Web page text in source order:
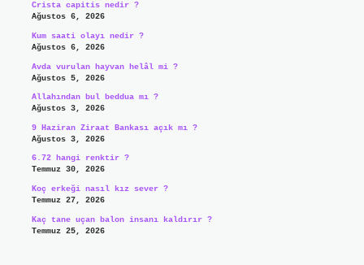
Crista capitis nedir ?
Ağustos 6, 2026
Kum saati olayı nedir ?
Ağustos 6, 2026
Avda vurulan hayvan helâl mi ?
Ağustos 5, 2026
Allahından bul beddua mı ?
Ağustos 3, 2026
9 Haziran Ziraat Bankası açık mı ?
Ağustos 3, 2026
6.72 hangi renktir ?
Temmuz 30, 2026
Koç erkeği nasıl kız sever ?
Temmuz 27, 2026
Kaç tane uçan balon insanı kaldırır ?
Temmuz 25, 2026